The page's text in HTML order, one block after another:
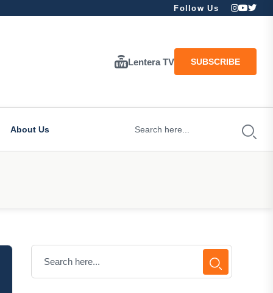
Follow Us
Lentera TV SUBSCRIBE
About Us